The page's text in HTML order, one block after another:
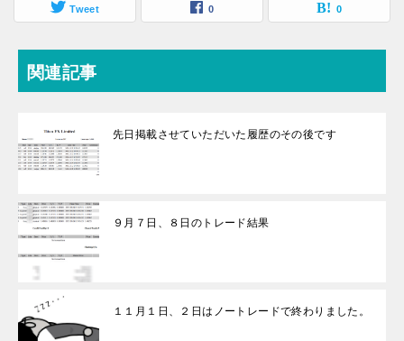
Tweet 0 0
関連記事
先日掲載させていただいた履歴のその後です
９月７日、８日のトレード結果
１１月１日、２日はノートレードで終わりました。